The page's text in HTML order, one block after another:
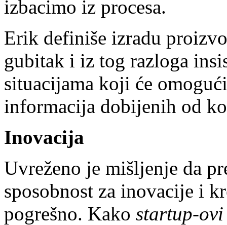
izbacimo iz procesa.
Erik definiše izradu
gubitak i iz tog razloga
situacijama koji će
informacija dobijenih od
Inovacija
Uvreženo je mišljenje da
sposob­nost za inovacije i
pogrešno. Kako startup-